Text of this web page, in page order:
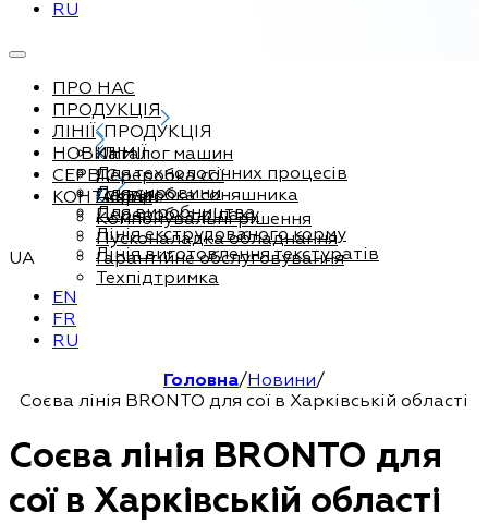
RU
ПРО НАС
ПРОДУКЦІЯ
ПРОДУКЦІЯ
Каталог машин
Для технологічних процесів
Для сировини
Для виробництва
ЛІНІЇ
ЛІНІЇ
Переробка сої
Переробка соняшника
Переробка ріпаку
Лінія екструдованого корму
Лінія виготовлення текстуратів
НОВИНИ
СЕРВІС
Сервіс
Компонувальні рішення
Пусконаладка обладнання
Гарантійне обслуговування
Техпідтримка
КОНТАКТИ
UA
EN
FR
RU
Головна/Новини/
Соєва лінія BRONTO для сої в Харківській області
Соєва лінія BRONTO для
сої в Харківській області